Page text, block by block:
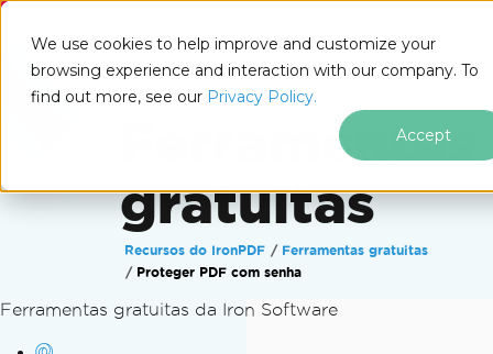
We use cookies to help improve and customize your
browsing experience and interaction with our company. To
find out more, see our Privacy Policy.
Accept
IRONSOFTWARE
Ferramentas
gratuitas
Recursos do IronPDF
Ferramentas gratuitas
Proteger PDF com senha
Ir para o conteúdo do rodapé
Ferramentas gratuitas da Iron Software